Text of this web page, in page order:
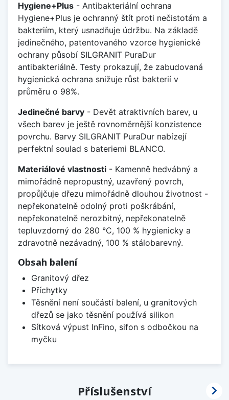
Hygiene+Plus - Antibakteriální ochrana
Hygiene+Plus je ochranný štít proti nečistotám a
bakteriím, který usnadňuje údržbu. Na základě
jedinečného, patentovaného vzorce hygienické
ochrany působí SILGRANIT PuraDur
antibakteriálně. Testy prokazují, že zabudovaná
hygienická ochrana snižuje růst bakterií v
průměru o 98%.
Jedinečné barvy - Devět atraktivních barev, u
všech barev je ještě rovnoměrnější konzistence
povrchu. Barvy SILGRANIT PuraDur nabízejí
perfektní soulad s bateriemi BLANCO.
Materiálové vlastnosti - Kamenně hedvábný a
mimořádně nepropustný, uzavřený povrch,
propůjčuje dřezu mimořádně dlouhou životnost -
nepřekonatelně odolný proti poškrábání,
nepřekonatelně nerozbitný, nepřekonatelně
tepluvzdorný do 280 °C, 100 % hygienicky a
zdravotně nezávadný, 100 % stálobarevný.
Obsah balení
Granitový dřez
Příchytky
Těsnění není součástí balení, u granitových
dřezů se jako těsnění používá silikon
Sítková výpust InFino, sifon s odbočkou na
myčku
Příslušenství 